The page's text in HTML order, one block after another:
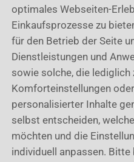
Vollständigkeit, Richtigkeit
keine Gewähr
War dieser
optimales Webseiten-
Einkaufsprozesse zu
für den Betrieb der Seite
Dienstleistungen und
sowie solche, die
Komforteinstellungen
personalisierter Inhalte
selbst entscheiden,
möchten und die
individuell anpassen. Bitte